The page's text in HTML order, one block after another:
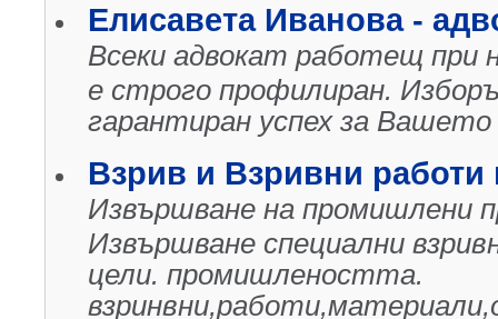
Елисавета Иванова -
Всеки адвокат работещ при
е строго профилиран.
гарантиран успех за Вашето
Взрив и Взривни
Извършване на промишлени
Извършване специални
цели. промишлеността.